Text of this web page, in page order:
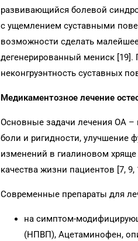
развивающийся болевой
с ущемлением суставными
возможности сделать
дегенерированный мениск
неконгруэнтность суставных
Медикаментозное лечение
Основные задачи лечения ОА –
боли и ригидности, улучшение
изменений в гиалиновом хряще
качества жизни пациентов [7, 9,
Современные препараты для
на симптом-
(НПВП), Ацетаминофен,